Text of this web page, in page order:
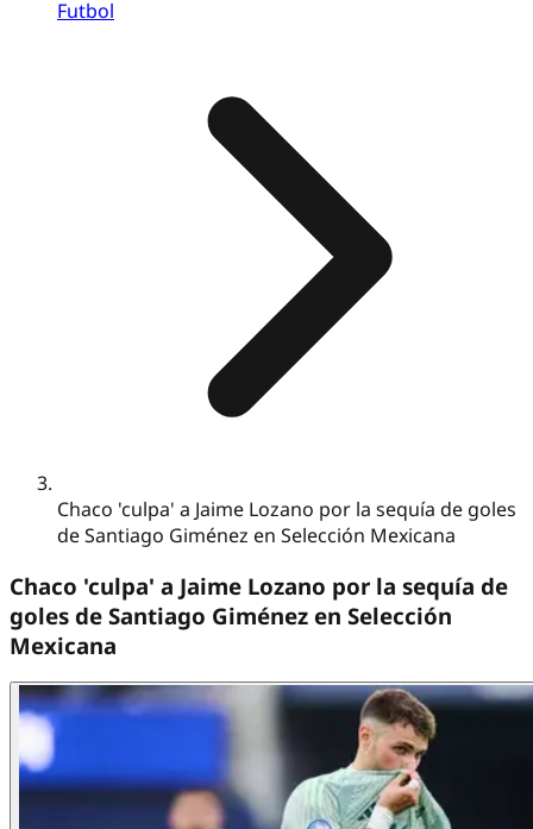
Futbol
Chaco 'culpa' a Jaime Lozano por la sequía de goles
de Santiago Giménez en Selección Mexicana
Chaco 'culpa' a Jaime Lozano por la sequía de
goles de Santiago Giménez en Selección
Mexicana